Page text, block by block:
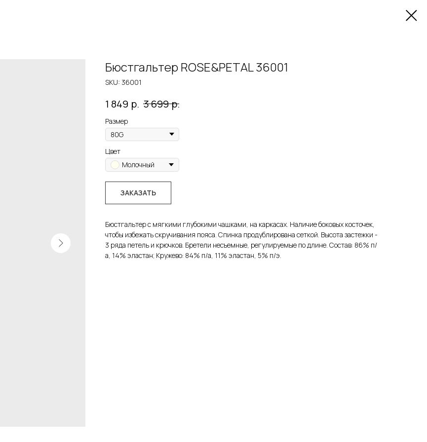
Бюстгальтер ROSE&PETAL 36001
SKU: 36001
1 849 р. 3 699 р.
Размер
Цвет
Молочный
ЗАКАЗАТЬ
Бюстгальтер с мягкими глубокими чашками, на каркасах. Наличие боковых косточек,
чтобы избежать скручивания пояса. Спинка продублирована сеткой. Высота застежки -
3 ряда петель и крючков. Бретели несъемные, регулируемые по длине. Состав: 86% п/
а, 14% эластан; Кружево: 84% п/а, 11% эластан, 5% п/э.